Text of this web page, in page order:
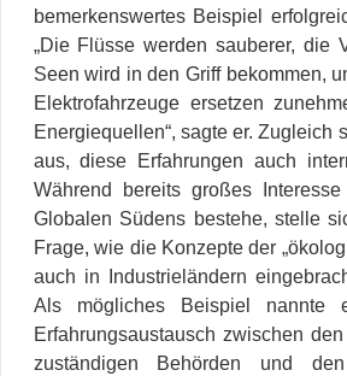
bemerkenswertes Beispiel
„Die Flüsse werden sauberer, die
Seen wird in den Griff bekommen,
Elektrofahrzeuge ersetzen
Energiequellen“, sagte er. Zugleich
aus, diese Erfahrungen auch
Während bereits großes
Globalen Südens bestehe, stelle
Frage, wie die Konzepte der
auch in Industrieländern
Als mögliches Beispiel nannte
Erfahrungsaustausch zwischen
zuständigen Behörden und den